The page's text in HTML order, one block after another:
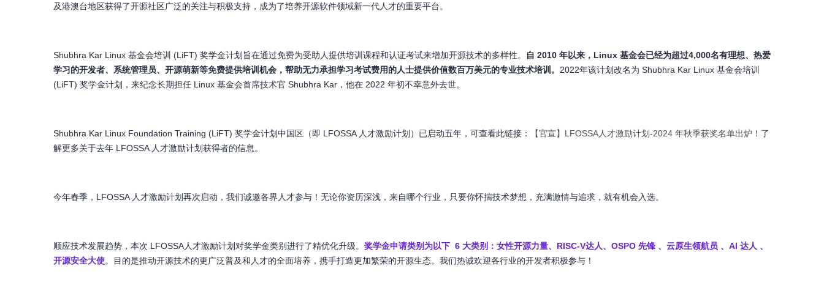
及港澳台地区获得了开源社区广泛的关注与积极支持，成为了培养开源软件领域新一代人才的重要平台。
Shubhra Kar Linux 基金会培训 (LiFT) 奖学金计划旨在通过免费为受助人提供培训课程和认证考试来增加开源技术的多样性。 自 2010 年以来，Linux 基金会已经为超过4,000名有理想、热爱
学习的开发者、系统管理员、开源萌新等免费提供培训机会，帮助无力承担学习考试费用的人士提供价值数百万美元的专业技术培训。 2022年该计划改名为 Shubhra Kar Linux 基金会培训
(LiFT) 奖学金计划，来纪念长期担任 Linux 基金会首席技术官 Shubhra Kar，他在 2022 年初不幸意外去世。
Shubhra Kar Linux Foundation Training (LiFT) 奖学金计划中国区（即 LFOSSA 人才激励计划）已启动五年，可查看此链接： 【官宣】LFOSSA人才激励计划-2024 年秋季获奖名单出炉！ 了
解更多关于去年 LFOSSA 人才激励计划获得者的信息。
今年春季，LFOSSA 人才激励计划再次启动，我们诚邀各界人才参与！无论你资历深浅，来自哪个行业，只要你怀揣技术梦想，充满激情与追求，就有机会入选。
顺应技术发展趋势，本次 LFOSSA人才激励计划对奖学金类别进行了精优化升级。 奖学金申请类别为以下 6 大类别：女性开源力量、RISC-V达人、 OSPO 先锋 、云原生领航员 、 AI 达人 、
开源安全大使。目的是推动开源技术的更广泛普及和人才的全面培养，携手打造更加繁荣的开源生态。我们热诚欢迎各行业的开发者积极参与！